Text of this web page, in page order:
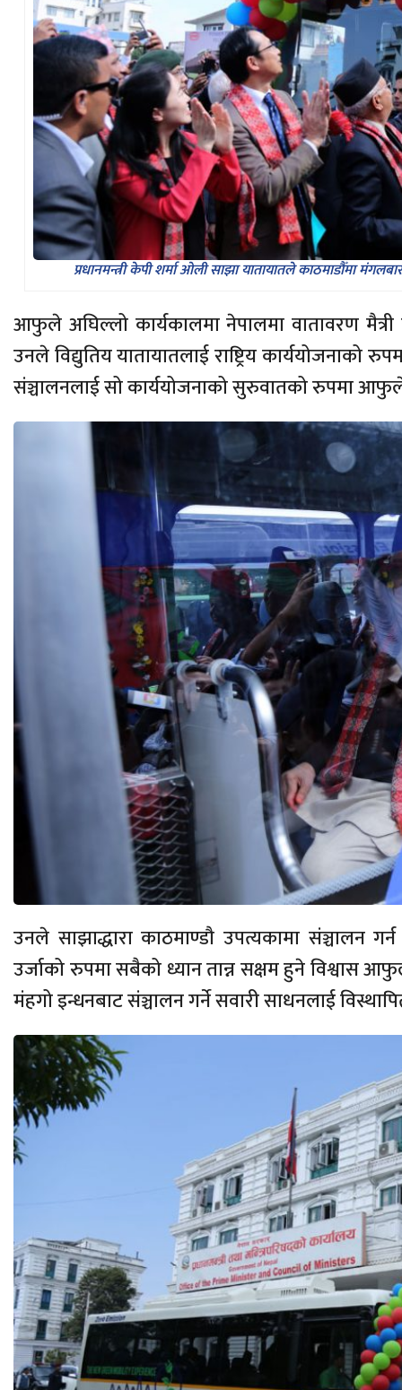
प्रधानमन्त्री केपी शर्मा ओली साझा यातायातले काठमाडौँमा
आफुले अघिल्लो कार्यकालमा नेपालमा वातावरण मैत्री
उनले विद्युतिय यातायातलाई राष्ट्रिय
संञ्चालनलाई सो कार्ययोजनाको सुरुवातको रुपमा
उनले साझाद्धारा काठमाण्डौ उपत्यकामा संञ्चालन
उर्जाको रुपमा सबैको ध्यान तान्न सक्षम हुने विश्वास
मंहगो इन्धनबाट संञ्चालन गर्ने सवारी साधनलाई